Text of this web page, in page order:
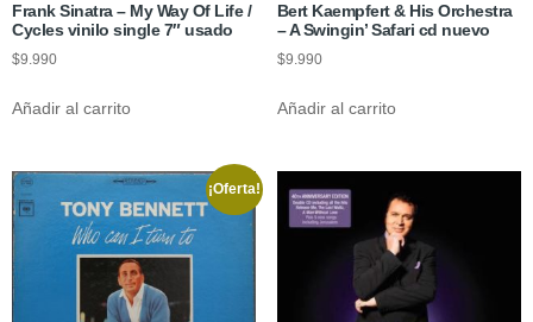
Frank Sinatra – My Way Of Life /
Cycles vinilo single 7″ usado
$9.990
Añadir al carrito
Bert Kaempfert & His Orchestra
– A Swingin’ Safari cd nuevo
$9.990
Añadir al carrito
¡Oferta!